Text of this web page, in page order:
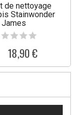
de nettoyage
Stainwonder
James
18,90 €